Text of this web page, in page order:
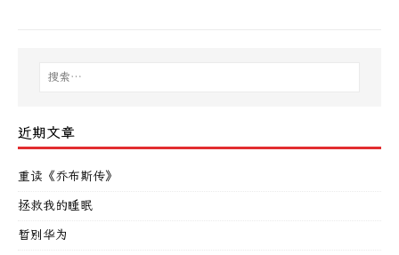
近期文章
重读《乔布斯传》
拯救我的睡眠
暂别华为